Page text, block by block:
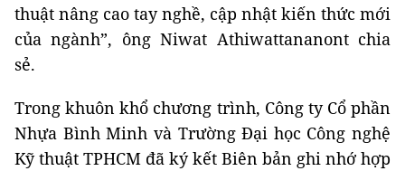
thuật nâng cao tay nghề, cập nhật kiến thức mới
của ngành”, ông Niwat Athiwattananont chia
sẻ.
Trong khuôn khổ chương trình, Công ty Cổ phần
Nhựa Bình Minh và Trường Đại học Công nghệ
Kỹ thuật TPHCM đã ký kết Biên bản ghi nhớ hợp